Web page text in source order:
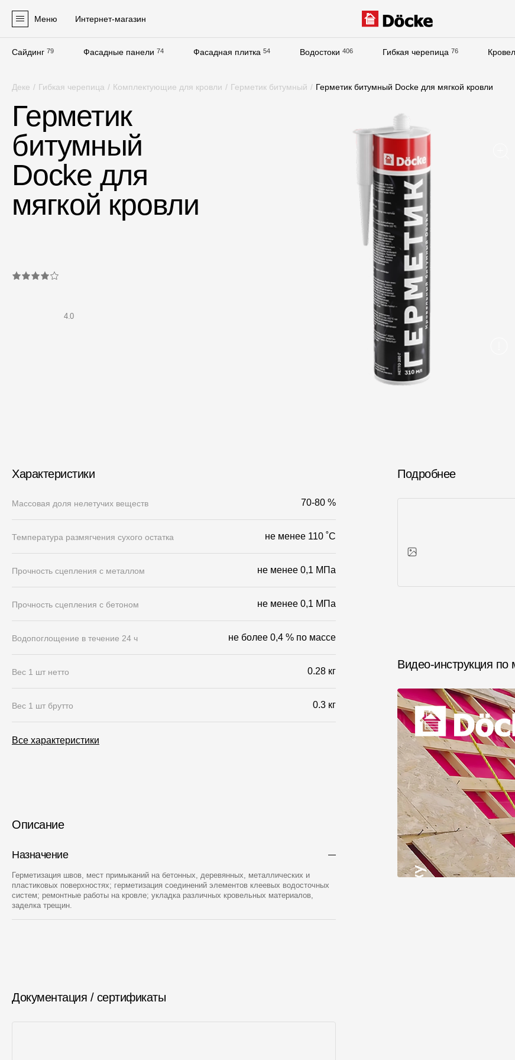
Меню Интернет-магазин
Сайдинг 79 Фасадные панели 74 Фасадная плитка 54 Водостоки 406 Гибкая черепица 76
Сайдинг
Софиты
Фасадные панели
Фасадная плитка
Комплектующие для фасадов
Чердачные лестницы
Инструкции по монтажу
Технические листы
Рекламные материалы
Сертификаты
Гарантии
Чертежи
Текстуры
Фото объектов
Вопрос-ответ/Faq
Статьи
Сервисы
Конструктор
Деке / Гибкая черепица / Комплектующие для кровли / Герметик битумный / Герметик битумный Docke для мягкой кровли
Герметик
битумный
Docke для
мягкой кровли
4.0
Характеристики
Массовая доля нелетучих веществ 70-80 %
Температура размягчения сухого остатка не менее 110 ˚С
Прочность сцепления с металлом не менее 0,1 МПа
Прочность сцепления с бетоном не менее 0,1 МПа
Водопоглощение в течение 24 ч не более 0,4 % по массе
Вес 1 шт нетто 0.28 кг
Вес 1 шт брутто 0.3 кг
Все характеристики
Описание
Назначение
Герметизация швов, мест примыканий на бетонных, деревянных, металлических и
пластиковых поверхностях; герметизация соединений элементов клеевых водосточных
систем; ремонтные работы на кровле; укладка различных кровельных материалов,
заделка трещин.
Документация / сертификаты
Подробнее
Видео-инструкция по